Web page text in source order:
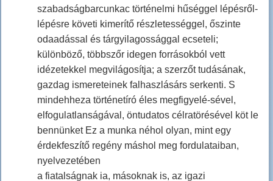
szabadságbarcunkac történelmi hűséggel lépésről-
lépésre követi kimerítő részletességgel, őszinte
odaadással és tárgyilagossággal ecseteli;
különböző, többszőr idegen forrásokból vett
idézetekkel megvilágosítja; a szerzőt tudásának,
gazdag ismereteinek falhaszlásárs serkenti. S
mindehheza történetíró éles megfigyelé-sével,
elfogulatlanságával, öntudatos célratörésével köt le
bennünket Ez a munka néhol olyan, mint egy
érdekfeszítő regény máshol meg fordulataiban,
nyelvezetében
a fiatalságnak ia, másoknak is, az igazi